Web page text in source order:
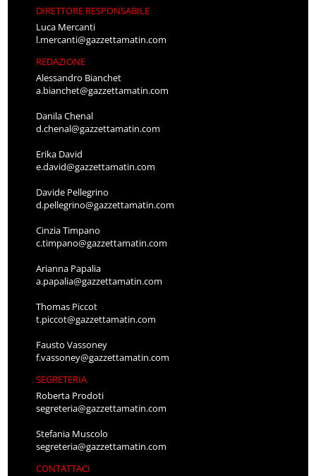
DIRETTORE RESPONSABILE
Luca Mercanti
l.mercanti@gazzettamatin.com
REDAZIONE
Alessandro Bianchet
a.bianchet@gazzettamatin.com
Danila Chenal
d.chenal@gazzettamatin.com
Erika David
e.david@gazzettamatin.com
Davide Pellegrino
d.pellegrino@gazzettamatin.com
Cinzia Timpano
c.timpano@gazzettamatin.com
Arianna Papalia
a.papalia@gazzettamatin.com
Thomas Piccot
t.piccot@gazzettamatin.com
Fausto Vassoney
f.vassoney@gazzettamatin.com
SEGRETERIA
Roberta Prodoti
segreteria@gazzettamatin.com
Stefania Muscolo
segreteria@gazzettamatin.com
CONTATTACI